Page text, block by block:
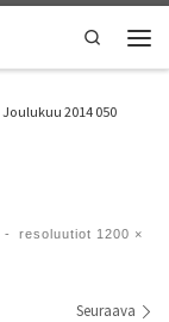
Search
Joulukuu 2014 050
- resoluutiot 1200 ×
Seuraava